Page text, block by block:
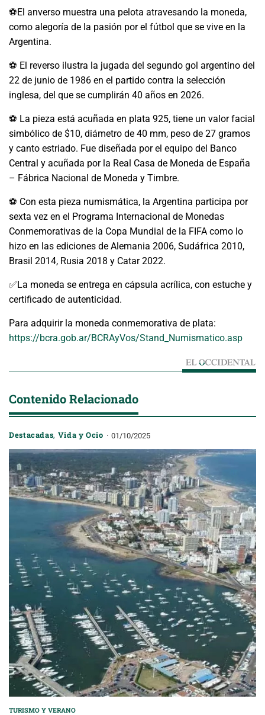
⚽El anverso muestra una pelota atravesando la moneda,
como alegoría de la pasión por el fútbol que se vive en la
Argentina.
⚽ El reverso ilustra la jugada del segundo gol argentino del
22 de junio de 1986 en el partido contra la selección
inglesa, del que se cumplirán 40 años en 2026.
⚽ La pieza está acuñada en plata 925, tiene un valor facial
simbólico de $10, diámetro de 40 mm, peso de 27 gramos
y canto estriado. Fue diseñada por el equipo del Banco
Central y acuñada por la Real Casa de Moneda de España
– Fábrica Nacional de Moneda y Timbre.
⚽ Con esta pieza numismática, la Argentina participa por
sexta vez en el Programa Internacional de Monedas
Conmemorativas de la Copa Mundial de la FIFA como lo
hizo en las ediciones de Alemania 2006, Sudáfrica 2010,
Brasil 2014, Rusia 2018 y Catar 2022.
✅La moneda se entrega en cápsula acrílica, con estuche y
certificado de autenticidad.
Para adquirir la moneda conmemorativa de plata:
https://bcra.gob.ar/BCRAyVos/Stand_Numismatico.asp
Contenido Relacionado
Destacadas, Vida y Ocio 01/10/2025
TURISMO Y VERANO